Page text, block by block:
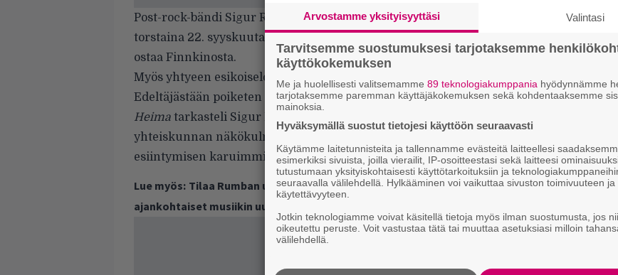
Post-rock-bändi Sigur Rósin
keikkatunnelmiin pureutuva leffa esitetään
torstaina 22. syyskuuta kello 21.00 Maxim 1 -elokuvateatterissa. Lippuja voi
ostaa Finnkinosta.
Myös yhtyeen esikoiselokuva
Heima
esitettin R&A-festareilla vuonna 2007.
Edeltäjästään poiketen
Inninkerrotaan olevan intiimi ja armoton. Siinä missä
Heima tarkasteli Sigur Rósin musiikkia historian, maantieteen ja
yhteiskunnan näkökulmista, pyrkii uutuuselokuva kuvaamaan yhtyeen
esiintymisen karuimmillaan.
Lue myös: Tilaa Rumban uutiskirje ja tiedät mistä kahvitauolla puhutaan! Nappaa
ajankohtaiset musiikin uutiset ja puheenaiheet suoraan sähköpostiin tästä.
Arvostamme yksityisyyttäsi Valintasi
Tarvitsemme suostumuksesi tarjotaksemme
käyttökokemuksen
Me ja huolellisesti valitsemamme 89 teknologiakumppania hyödynnämme
tarjotaksemme paremman käyttäjäkokemuksen sekä kohdentaaksemme
mainoksia.
Hyväksymällä suostut tietojesi käyttöön seuraavasti
Käytämme laitetunnisteita ja tallennamme evästeitä laitteellesi
esimerkiksi sivuista, joilla vierailit, IP-osoitteestasi sekä laitteesi
tutustumaan yksityiskohtaisesti käyttötarkoituksiin ja
seuraavalla välilehdellä. Hylkääminen voi vaikuttaa sivuston toimivuuteen ja
käytettävyyteen.
Jotkin teknologiamme voivat käsitellä tietoja myös ilman suostumusta, jos
oikeutettu peruste. Voit vastustaa tätä tai muuttaa asetuksiasi milloin
välilehdellä.